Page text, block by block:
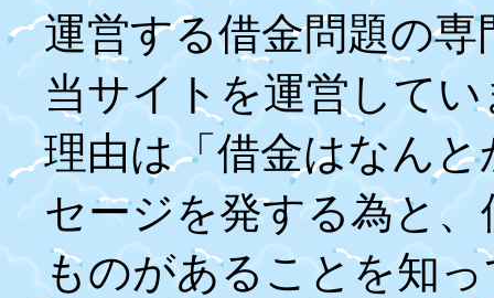
運営する借金問題の
当サイトを運営して
理由は「借金はなん
セージを発する為と
ものがあることを知